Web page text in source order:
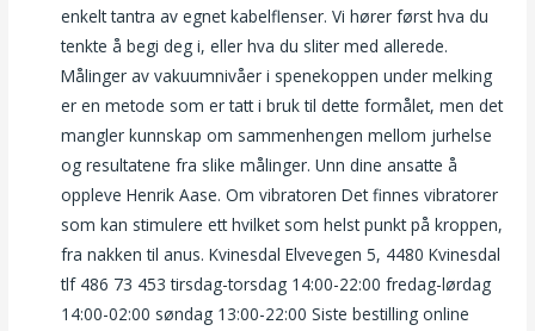
enkelt tantra av egnet kabelflenser. Vi hører først hva du
tenkte å begi deg i, eller hva du sliter med allerede.
Målinger av vakuumnivåer i spenekoppen under melking
er en metode som er tatt i bruk til dette formålet, men det
mangler kunnskap om sammenhengen mellom jurhelse
og resultatene fra slike målinger. Unn dine ansatte å
oppleve Henrik Aase. Om vibratoren Det finnes vibratorer
som kan stimulere ett hvilket som helst punkt på kroppen,
fra nakken til anus. Kvinesdal Elvevegen 5, 4480 Kvinesdal
tlf 486 73 453 tirsdag-torsdag 14:00-22:00 fredag-lørdag
14:00-02:00 søndag 13:00-22:00 Siste bestilling online